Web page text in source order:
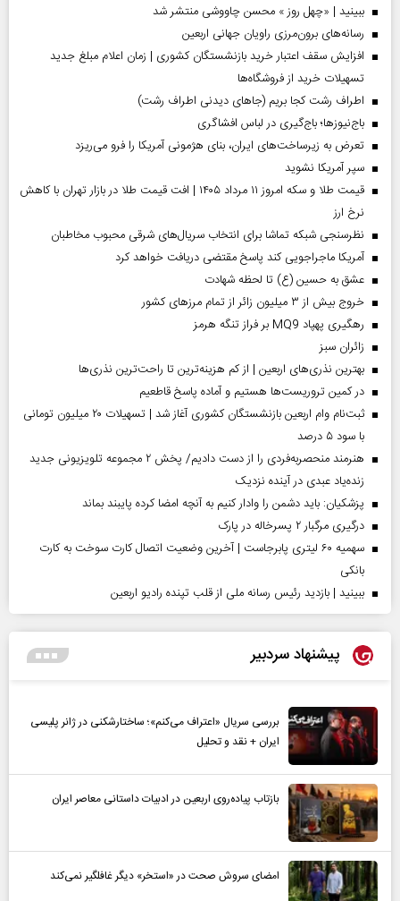
ببینید | «چهل روز » محسن چاووشی منتشر شد
رسانه‌های برون‌مرزی راویان جهانی اربعین
افزایش سقف اعتبار خرید بازنشستگان کشوری | زمان اعلام مبلغ جدید
تسهیلات خرید از فروشگاه‌ها
اطراف رشت کجا بریم (جاهای دیدنی اطراف رشت)
باج‌نیوزها؛ باج‌گیری در لباس افشاگری
تعرض به زیرساخت‌های ایران، بنای هژمونی آمریکا را فرو می‌ریزد
سپر آمریکا نشوید
قیمت طلا و سکه امروز ۱۱ مرداد ۱۴۰۵ | افت قیمت طلا در بازار تهران با کاهش
نرخ ارز
نظرسنجی شبکه تماشا برای انتخاب سریال‌های شرقی محبوب مخاطبان
آمریکا ماجراجویی کند پاسخ مقتضی دریافت خواهد کرد
عشق به حسین (ع) تا لحظه شهادت
خروج بیش از ۳ میلیون زائر از تمام مرز‌های کشور
رهگیری پهپاد MQ9 بر فراز تنگه هرمز
‌زائران سبز
بهترین نذری‌های اربعین | از کم هزینه‌ترین تا راحت‌ترین نذری‌ها
در کمین تروریست‌ها هستیم و آماده پاسخ قاطعیم
ثبت‌نام وام اربعین بازنشستگان کشوری آغاز شد | تسهیلات ۲۰ میلیون تومانی
با سود ۵ درصد
هنرمند منحصر‌به‌فردی را از دست دادیم/ پخش ۲ مجموعه تلویزیونی جدید
زنده‌یاد عبدی در آینده نزدیک
پزشکیان: باید دشمن را وادار کنیم به آنچه امضا کرده پایبند بماند
درگیری مرگبار ۲ پسرخاله در پارک
سهمیه ۶۰ لیتری پابرجاست | آخرین وضعیت اتصال کارت سوخت به کارت
بانکی
ببینید | بازدید رئیس رسانه ملی از قلب تپنده رادیو اربعین
پیشنهاد سردبیر
بررسی سریال «اعتراف می‌کنم»؛ ساختارشکنی در ژانر پلیسی
ایران + نقد و تحلیل
بازتاب پیاده‌روی اربعین در ادبیات داستانی معاصر ایران
امضای سروش صحت در «استخر» دیگر غافلگیر نمی‌کند